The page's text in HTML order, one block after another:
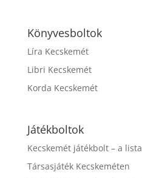
Könyvesboltok
Líra Kecskemét
Libri Kecskemét
Korda Kecskemét
Játékboltok
Kecskemét játékbolt – a lista
Társasjáték Kecskeméten